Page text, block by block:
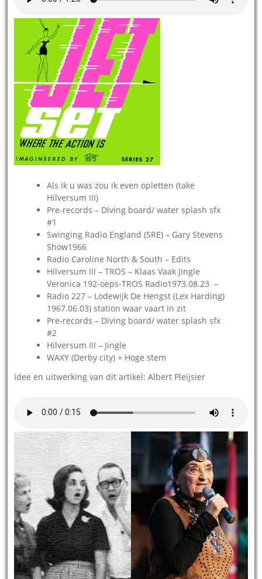
Als ik u was zou ik even opletten (take
Hilversum III)
Pre-records – Diving board/ water splash sfx
#1
Swinging Radio England (SRE) – Gary Stevens
Show1966
Radio Caroline North & South – Edits
Hilversum III – TROS – Klaas Vaak Jingle
Veronica 192-oeps-TROS Radio1973.08.23 –
Radio 227 – Lodewijk De Hengst (Lex Harding)
1967.06.03) station waar vaart in zit
Pre-records – Diving board/ water splash sfx
#2
Hilversum III – Jingle
WAXY (Derby city) + Hoge stem
Idee en uitwerking van dit artikel: Albert Pleijsier